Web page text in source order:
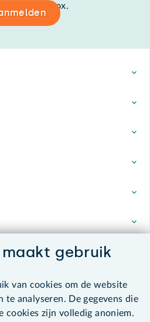
in de mailbox.
voor u.
maakt gebruik
van cookies om de website
te analyseren. De gegevens die
cookies zijn volledig anoniem.